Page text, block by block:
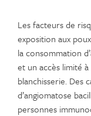
Les facteurs de
exposition aux
la consommation
et un accès limité
blanchisserie. Des
d’angiomatose
personnes